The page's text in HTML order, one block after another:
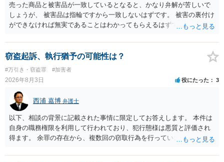
売った商品と被害品が一致しているとなると、かなり弁解が苦しいで
しょうが、 被害品は指輪ですから一致しないはずです。 被害の裏付け
ができなければ無実であることはわかってもらえるはずです。
窃盗起訴、執行猶予の可能性は？
#万引き・窃盗罪 #加害者
2026年8月3日 役にたった 3
西浦 嘉博 弁護士
以下、相談の背景に記載された事情に限定してお答えします。 本件は
自身の職務権限を利用して行われており、犯行態様は悪質と評価され
得ます。 余罪の存在から、複数回の窃取行為を行っていたことも悪質
ると思われます。 他方、余罪を含めた全額を弁済していることは、被